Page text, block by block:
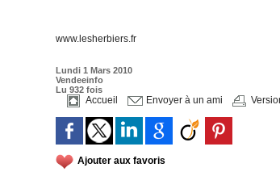
www.lesherbiers.fr
Lundi 1 Mars 2010
Vendeeinfo
Lu 932 fois
Accueil Envoyer à un ami
Ajouter aux favoris